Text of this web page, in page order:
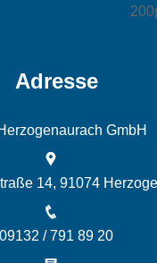
Adresse
GmbH
14, 91074
09132 / 791 89 20